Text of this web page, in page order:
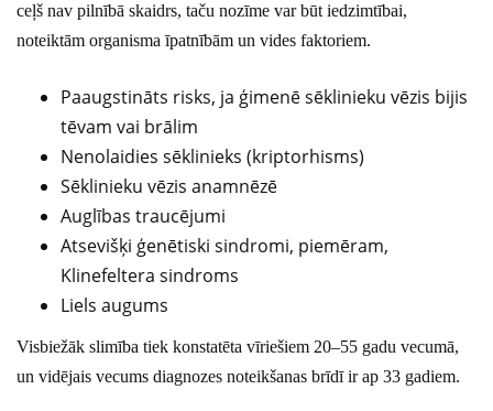
ceļš nav pilnībā skaidrs, taču nozīme var būt iedzimtībai,
noteiktām organisma īpatnībām un vides faktoriem.
Paaugstināts risks, ja ģimenē sēklinieku vēzis bijis
tēvam vai brālim
Nenolaidies sēklinieks (kriptorhisms)
Sēklinieku vēzis anamnēzē
Auglības traucējumi
Atsevišķi ģenētiski sindromi, piemēram,
Klinefeltera sindroms
Liels augums
Visbiežāk slimība tiek konstatēta vīriešiem 20–55 gadu vecumā,
un vidējais vecums diagnozes noteikšanas brīdī ir ap 33 gadiem.